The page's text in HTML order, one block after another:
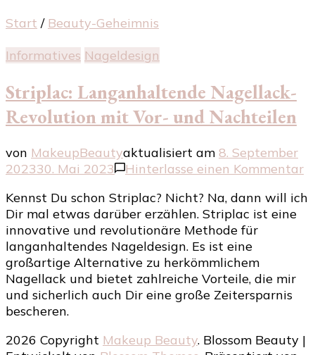
Start / Beauty-Geheimnis
Informatives Nageldesign
Striplac: Langanhaltende Nagellack-
Revolution mit Vor- und Nachteilen
von MakeupBeautyaktualisiert am 8. September
202330. Mai 2023 Hinterlasse einen Kommentar
Kennst Du schon Striplac? Nicht? Na, dann will ich
Dir mal etwas darüber erzählen. Striplac ist eine
innovative und revolutionäre Methode für
langanhaltendes Nageldesign. Es ist eine
großartige Alternative zu herkömmlichem
Nagellack und bietet zahlreiche Vorteile, die mir
und sicherlich auch Dir eine große Zeitersparnis
bescheren.
2026 Copyright Makeup Beauty. Blossom Beauty |